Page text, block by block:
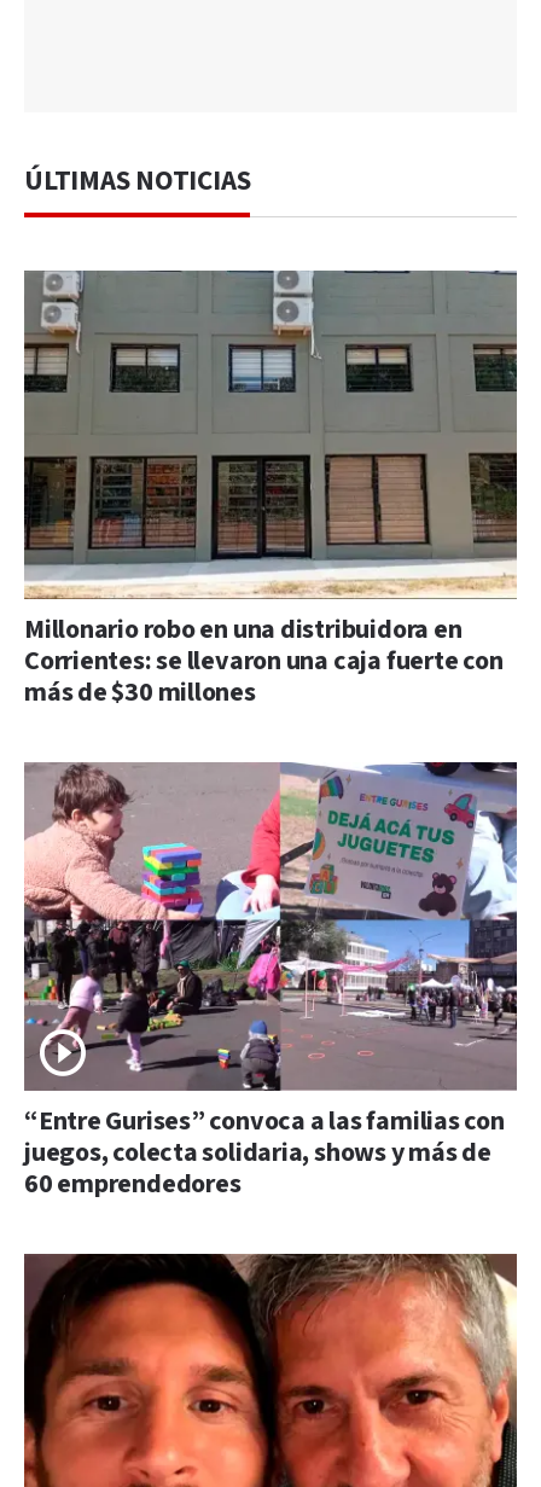
ÚLTIMAS NOTICIAS
Millonario robo en una distribuidora en
Corrientes: se llevaron una caja fuerte con
más de $30 millones
“Entre Gurises” convoca a las familias con
juegos, colecta solidaria, shows y más de
60 emprendedores